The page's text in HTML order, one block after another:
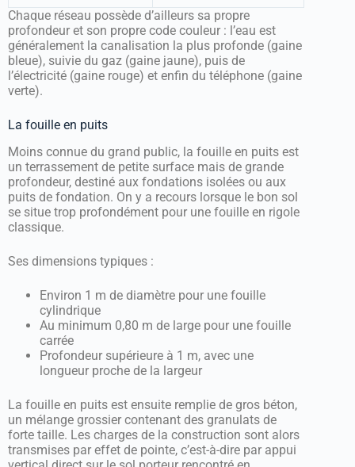
Chaque réseau possède d’ailleurs sa propre
profondeur et son propre code couleur : l’eau est
généralement la canalisation la plus profonde (gaine
bleue), suivie du gaz (gaine jaune), puis de
l’électricité (gaine rouge) et enfin du téléphone (gaine
verte).
La fouille en puits
Moins connue du grand public, la fouille en puits est
un terrassement de petite surface mais de grande
profondeur, destiné aux fondations isolées ou aux
puits de fondation. On y a recours lorsque le bon sol
se situe trop profondément pour une fouille en rigole
classique.
Ses dimensions typiques :
Environ 1 m de diamètre pour une fouille
cylindrique
Au minimum 0,80 m de large pour une fouille
carrée
Profondeur supérieure à 1 m, avec une
longueur proche de la largeur
La fouille en puits est ensuite remplie de gros béton,
un mélange grossier contenant des granulats de
forte taille. Les charges de la construction sont alors
transmises par effet de pointe, c’est-à-dire par appui